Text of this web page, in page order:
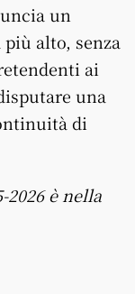
un
alto, senza
ai
una
di
2026 è nella